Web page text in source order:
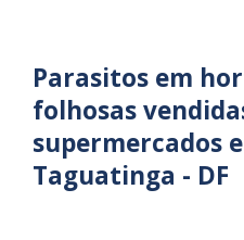
Parasitos em
folhosas
supermercados
Taguatinga - DF